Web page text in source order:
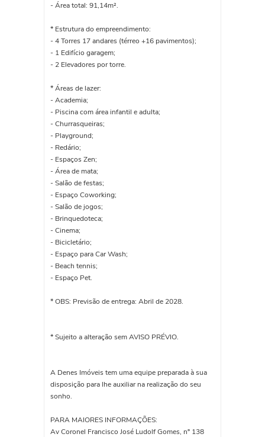
- Área total: 91,14m².
* Estrutura do empreendimento:
- 4 Torres 17 andares (térreo +16 pavimentos);
- 1 Edifício garagem;
- 2 Elevadores por torre.
* Áreas de lazer:
- Academia;
- Piscina com área infantil e adulta;
- Churrasqueiras;
- Playground;
- Redário;
- Espaços Zen;
- Área de mata;
- Salão de festas;
- Espaço Coworking;
- Salão de jogos;
- Brinquedoteca;
- Cinema;
- Bicicletário;
- Espaço para Car Wash;
- Beach tennis;
- Espaço Pet.
* OBS: Previsão de entrega: Abril de 2028.
* Sujeito a alteração sem AVISO PRÉVIO.
A Denes Imóveis tem uma equipe preparada à sua
disposição para lhe auxiliar na realização do seu
sonho.
PARA MAIORES INFORMAÇÕES:
Av Coronel Francisco José Ludolf Gomes, nº 138